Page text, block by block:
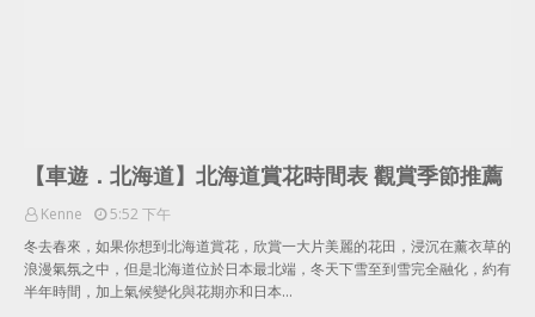
【車遊．北海道】北海道賞花時間表 觀賞季節推薦
Kenne
5:52 下午
冬去春來，如果你想到北海道賞花，欣賞一大片美麗的花田，浸沉在薰衣草的
浪漫氣氛之中，但是北海道位於日本最北端，冬天下雪至到雪完全融化，約有
半年時間，加上氣候變化與花期亦和日本…